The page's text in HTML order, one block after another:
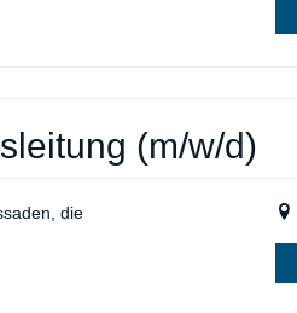
(m/w/d)
die